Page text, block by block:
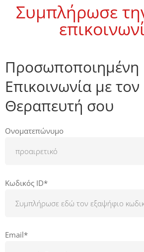
Συμπλήρωσε
Προσωποποιημένη
Επικοινωνία με τον
Θεραπευτή σου
Ονοματεπώνυμο
Κωδικός ID*
Email*